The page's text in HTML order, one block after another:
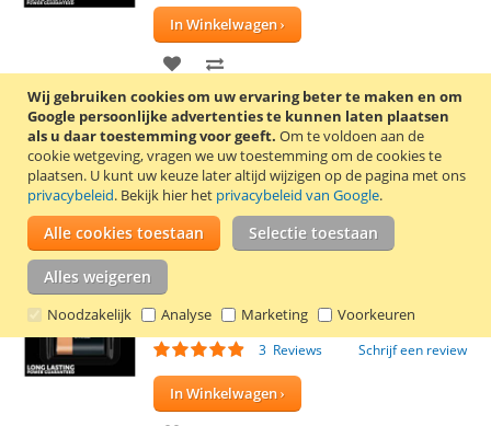
Wij gebruiken cookies om uw ervaring beter te maken en om
Google persoonlijke advertenties te kunnen laten plaatsen
als u daar toestemming voor geeft. Om te voldoen aan de
cookie wetgeving, vragen we uw toestemming om de cookies te
plaatsen. U kunt uw keuze later altijd wijzigen op de pagina met ons
privacybeleid. Bekijk hier het privacybeleid van Google.
Alle cookies toestaan Selectie toestaan
Alles weigeren
Noodzakelijk Analyse Marketing Voorkeuren
In Winkelwagen
VOEG
TOE
AAN
VERLANGLIJST
OM
TE
VERGELIJKEN
Verpakking met 2 Duracell Ultra lithium
CR2 batterijen. De batterijen hebben een
lange levensduur en kunnen goede
prestaties leveren.Lees verder
Fotobatterij 223 (CR-P2) van Duracell
€ 8,20
Vanaf
Incl. 21% BTW, excl.verzendkosten
Waardering:
3 Reviews Schrijf een review
In Winkelwagen